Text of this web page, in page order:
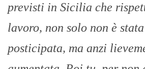
previsti in Sicilia che
lavoro, non solo non è
posticipata, ma anzi